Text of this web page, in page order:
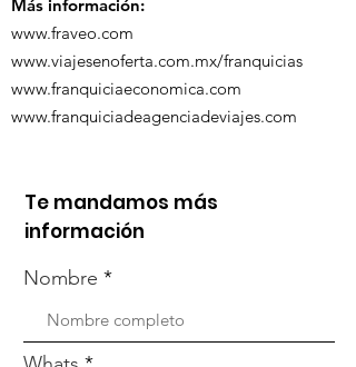
Más información:
www.fraveo.com
www.viajesenoferta.com.mx/franquicias
www.franquiciaeconomica.com
www.franquiciadeagenciadeviajes.com
Te mandamos más
información
Nombre